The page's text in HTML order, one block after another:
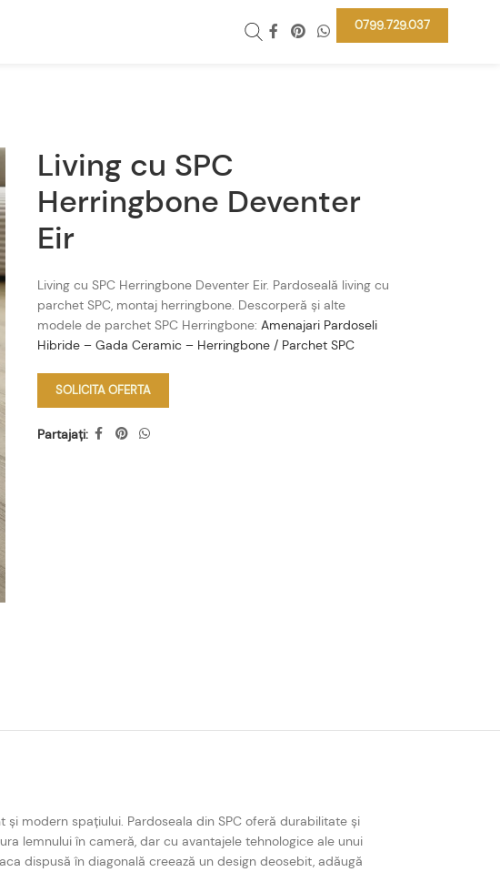
0799.729.037
Living cu SPC
Herringbone Deventer
Eir
Living cu SPC Herringbone Deventer Eir. Pardoseală living cu
parchet SPC, montaj herringbone. Descorperă și alte
modele de parchet SPC Herringbone: Amenajari Pardoseli
Hibride – Gada Ceramic – Herringbone / Parchet SPC
SOLICITA OFERTA
Partajați:
modern spațiului. Pardoseala din SPC oferă durabilitate și
lemnului în cameră, dar cu avantajele tehnologice ale unui
dispusă în diagonală creează un design deosebit, adăugă